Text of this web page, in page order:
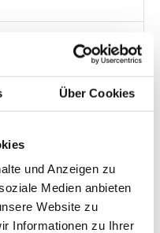
Über Cookies
und Anzeigen zu
Medien anbieten
Website zu
Informationen zu Ihrer
OTC Formulations